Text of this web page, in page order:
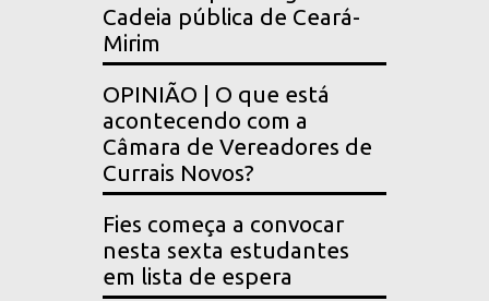
Cadeia pública de Ceará-
Mirim
OPINIÃO | O que está
acontecendo com a
Câmara de Vereadores de
Currais Novos?
Fies começa a convocar
nesta sexta estudantes
em lista de espera